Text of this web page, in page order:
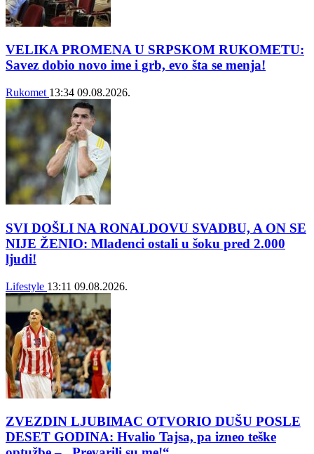
VELIKA PROMENA U SRPSKOM RUKOMETU:
Savez dobio novo ime i grb, evo šta se menja!
Rukomet 13:34 09.08.2026.
SVI DOŠLI NA RONALDOVU SVADBU, A ON SE
NIJE ŽENIO: Mladenci ostali u šoku pred 2.000
ljudi!
Lifestyle 13:11 09.08.2026.
ZVEZDIN LJUBIMAC OTVORIO DUŠU POSLE
DESET GODINA: Hvalio Tajsa, pa izneo teške